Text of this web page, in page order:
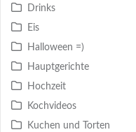
Drinks
Eis
Halloween =)
Hauptgerichte
Hochzeit
Kochvideos
Kuchen und Torten